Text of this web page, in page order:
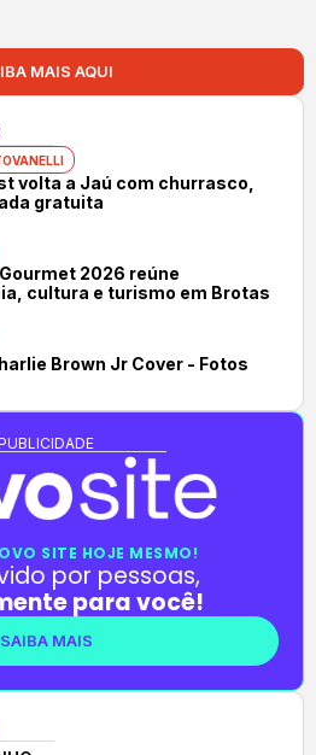
MAIS AQUI
volta a Jaú com churrasco,
gratuita
2026 reúne
cultura e turismo em Brotas
Brown Jr Cover - Fotos
SITE HOJE MESMO!
por pessoas,
para você!
SAIBA MAIS